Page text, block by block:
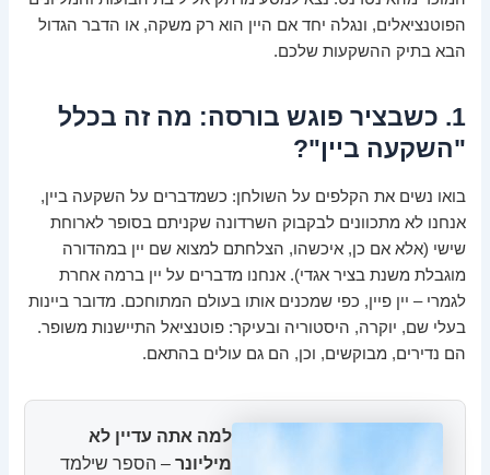
הפוטנציאלים, ונגלה יחד אם היין הוא רק משקה, או הדבר הגדול
הבא בתיק ההשקעות שלכם.
1. כשבציר פוגש בורסה: מה זה בכלל
"השקעה ביין"?
בואו נשים את הקלפים על השולחן: כשמדברים על השקעה ביין,
אנחנו לא מתכוונים לבקבוק השרדונה שקניתם בסופר לארוחת
שישי (אלא אם כן, איכשהו, הצלחתם למצוא שם יין במהדורה
מוגבלת משנת בציר אגדי). אנחנו מדברים על יין ברמה אחרת
לגמרי – יין פיין, כפי שמכנים אותו בעולם המתוחכם. מדובר ביינות
בעלי שם, יוקרה, היסטוריה ובעיקר: פוטנציאל התיישנות משופר.
הם נדירים, מבוקשים, וכן, הם גם עולים בהתאם.
למה אתה עדיין לא
מיליונר – הספר שילמד